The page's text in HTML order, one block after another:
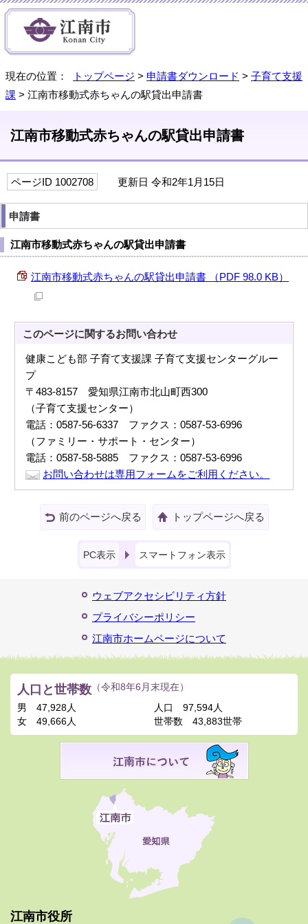
現在の位置： トップページ > 申請書ダウンロード > 子育て支援
課 > 江南市移動式赤ちゃんの駅貸出申請書
江南市移動式赤ちゃんの駅貸出申請書
ページID 1002708 更新日 令和2年1月15日
申請書
江南市移動式赤ちゃんの駅貸出申請書
江南市移動式赤ちゃんの駅貸出申請書 （PDF 98.0 KB）
このページに関するお問い合わせ
健康こども部 子育て支援課 子育て支援センターグルー
プ
〒483-8157 愛知県江南市北山町西300
（子育て支援センター）
電話：0587-56-6337 ファクス：0587-53-6996
（ファミリー・サポート・センター）
電話：0587-58-5885 ファクス：0587-53-6996
お問い合わせは専用フォームをご利用ください。
前のページへ戻る トップページへ戻る
PC表示 スマートフォン表示
ウェブアクセシビリティ方針
プライバシーポリシー
江南市ホームページについて
江南市役所
人口と世帯数 （令和8年6月末現在）
男
47,928人
女
49,666人
人口
97,594人
世帯数
43,883世帯